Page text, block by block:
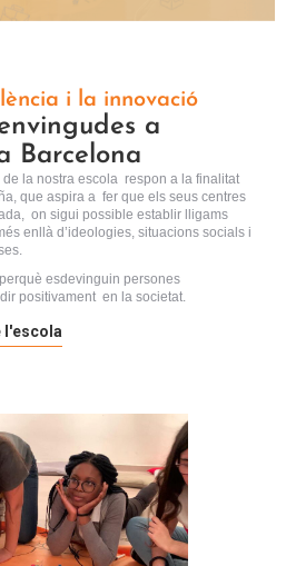
i la innovació
a
Barcelona
la nostra escola respon a la finalitat
que aspira a fer que els seus centres
on sigui possible establir lligams
enllà d’ideologies, situacions socials i
esdevinguin persones
positivament en la societat.
l'escola